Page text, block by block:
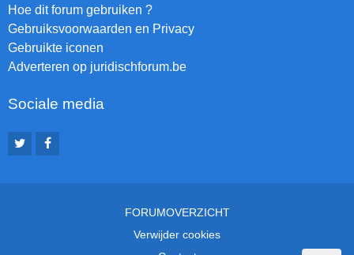
Hoe dit forum gebruiken ?
Gebruiksvoorwaarden en Privacy
Gebruikte iconen
Adverteren op juridischforum.be
Sociale media
FORUMOVERZICHT
Verwijder cookies